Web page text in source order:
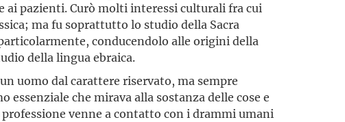
ai pazienti. Curò molti interessi culturali fra cui
ma fu soprattutto lo studio della Sacra
conducendolo alle origini della
della lingua ebraica.
uomo dal carattere riservato, ma sempre
essenziale che mirava alla sostanza delle cose e
venne a contatto con i drammi umani